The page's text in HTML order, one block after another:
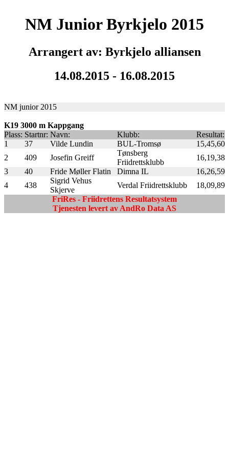
NM Junior Byrkjelo 2015
Arrangert av: Byrkjelo alliansen
14.08.2015 - 16.08.2015
NM junior 2015
K19 3000 m Kappgang
Plass: Startnr: Navn: Klubb:
Resultat:
1
37 Vilde Lundin BUL-Tromsø
15,45,60
2
409 Josefin Greiff
Tønsberg
Friidrettsklubb
16,19,38
3
40 Fride Møller Flatin Dimna IL
16,26,59
4
438
Sigrid Vehus
Skjerve
Verdal Friidrettsklubb
18,09,89
FriRes - Friidrettens Resultatsystem
Tjenesten levert av AndRo Data AS